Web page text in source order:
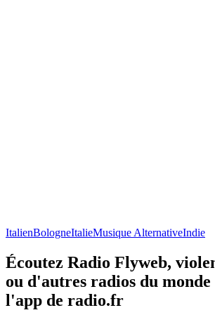
ItalienBologneItalieMusique AlternativeIndie
Écoutez Radio Flyweb,
ou d'autres radios du
l'app de radio.fr